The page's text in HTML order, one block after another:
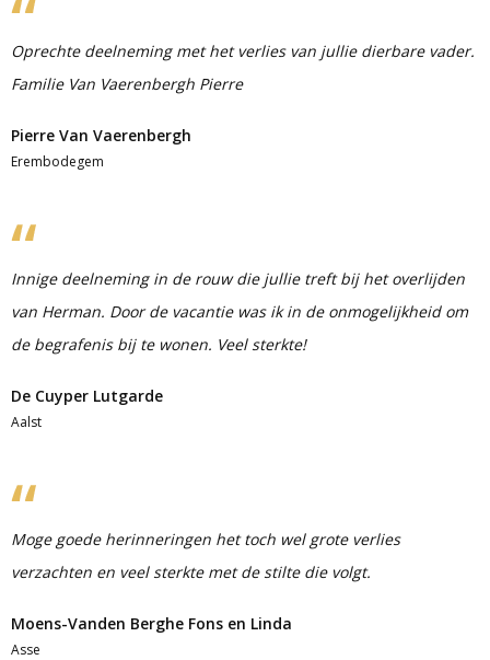
Oprechte deelneming met het verlies van jullie dierbare vader.
Familie Van Vaerenbergh Pierre
Pierre Van Vaerenbergh
Erembodegem
Innige deelneming in de rouw die jullie treft bij het overlijden
van Herman. Door de vacantie was ik in de onmogelijkheid om
de begrafenis bij te wonen. Veel sterkte!
De Cuyper Lutgarde
Aalst
Moge goede herinneringen het toch wel grote verlies
verzachten en veel sterkte met de stilte die volgt.
Moens-Vanden Berghe Fons en Linda
Asse